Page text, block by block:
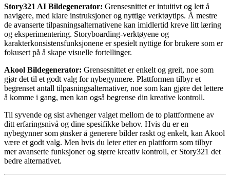
Story321 AI Bildegenerator: Grensesnittet er intuitivt og lett å
navigere, med klare instruksjoner og nyttige verktøytips. Å mestre
de avanserte tilpasningsalternativene kan imidlertid kreve litt læring
og eksperimentering. Storyboarding-verktøyene og
karakterkonsistensfunksjonene er spesielt nyttige for brukere som er
fokusert på å skape visuelle fortellinger.
Akool Bildegenerator: Grensesnittet er enkelt og greit, noe som
gjør det til et godt valg for nybegynnere. Plattformen tilbyr et
begrenset antall tilpasningsalternativer, noe som kan gjøre det lettere
å komme i gang, men kan også begrense din kreative kontroll.
Til syvende og sist avhenger valget mellom de to plattformene av
ditt erfaringsnivå og dine spesifikke behov. Hvis du er en
nybegynner som ønsker å generere bilder raskt og enkelt, kan Akool
være et godt valg. Men hvis du leter etter en plattform som tilbyr
mer avanserte funksjoner og større kreativ kontroll, er Story321 det
bedre alternativet.